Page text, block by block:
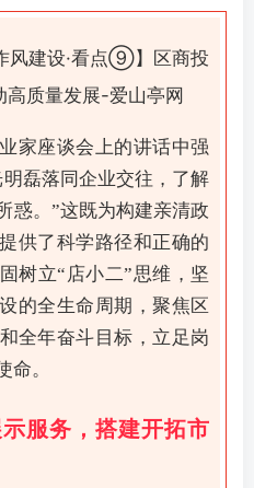
家座谈会上的讲话中强
磊落同企业交往，了解
惑。”这既为构建亲清政
供了科学路径和正确的
树立“店小二”思维，坚
的全生命周期，聚焦区
全年奋斗目标，立足岗
命。
服务，搭建开拓市